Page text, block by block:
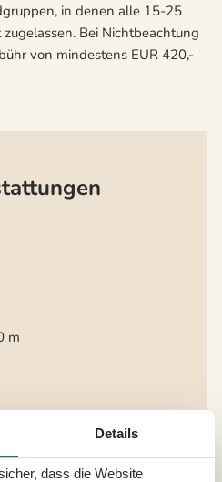
in denen alle 15-25
Bei Nichtbeachtung
von mindestens EUR 420,-
m
Details
dass die Website